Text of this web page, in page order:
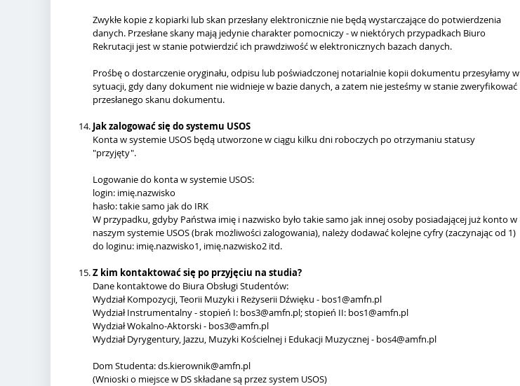
Zwykłe kopie z kopiarki lub skan przesłany elektronicznie nie będą wystarczające do potwierdzenia
danych. Przesłane skany mają jedynie charakter pomocniczy - w niektórych przypadkach Biuro
Rekrutacji jest w stanie potwierdzić ich prawdziwość w elektronicznych bazach danych.
Prośbę o dostarczenie oryginału, odpisu lub poświadczonej notarialnie kopii dokumentu przesyłamy w
sytuacji, gdy dany dokument nie widnieje w bazie danych, a zatem nie jesteśmy w stanie zweryfikować
przesłanego skanu dokumentu.
Jak zalogować się do systemu USOS
Konta w systemie USOS będą utworzone w ciągu kilku dni roboczych po otrzymaniu statusy
"przyjęty".
Logowanie do konta w systemie USOS:
login: imię.nazwisko
hasło: takie samo jak do IRK
W przypadku, gdyby Państwa imię i nazwisko było takie samo jak innej osoby posiadającej już konto w
naszym systemie USOS (brak możliwości zalogowania), należy dodawać kolejne cyfry (zaczynając od 1)
do loginu: imię.nazwisko1, imię.nazwisko2 itd.
Z kim kontaktować się po przyjęciu na studia?
Dane kontaktowe do Biura Obsługi Studentów:
Wydział Kompozycji, Teorii Muzyki i Reżyserii Dźwięku - bos1@amfn.pl
Wydział Instrumentalny - stopień I: bos3@amfn.pl; stopień II: bos1@amfn.pl
Wydział Wokalno-Aktorski - bos3@amfn.pl
Wydział Dyrygentury, Jazzu, Muzyki Kościelnej i Edukacji Muzycznej - bos4@amfn.pl
Dom Studenta: ds.kierownik@amfn.pl
(Wnioski o miejsce w DS składane są przez system USOS)